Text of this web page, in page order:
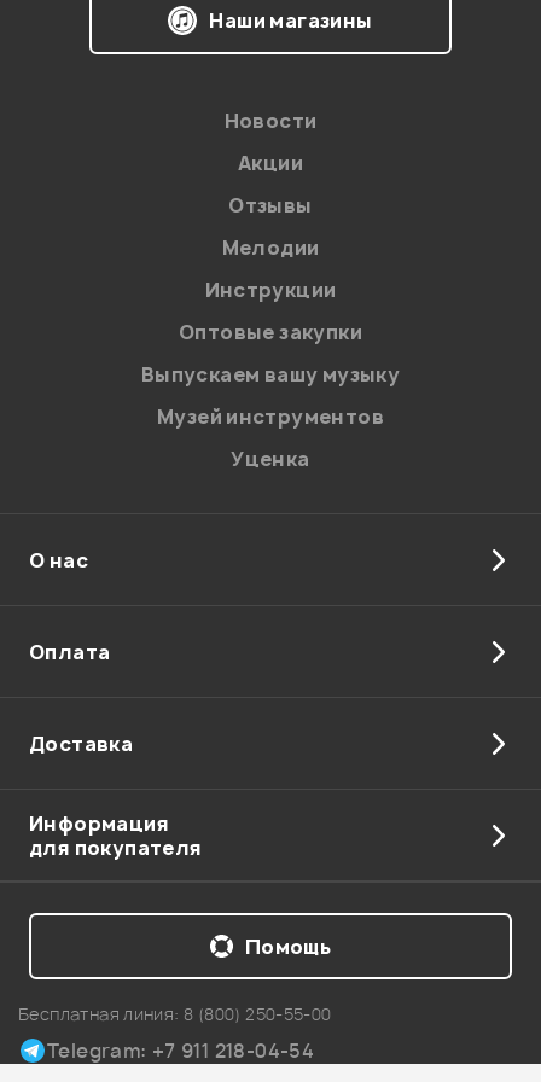
на обработку персональных данных в
Политикой в отношении обработки
персональных данных.
Введите проверочное число:
Отправить
Наши магазины
Новости
Акции
Отзывы
Мелодии
Инструкции
Оптовые закупки
Выпускаем вашу музыку
Музей инструментов
Уценка
О нас
Оплата
Доставка
Информация
для покупателя
Бесплатная линия: 8 (800) 250-55-00
Telegram: +7 911 218-04-54
Помощь